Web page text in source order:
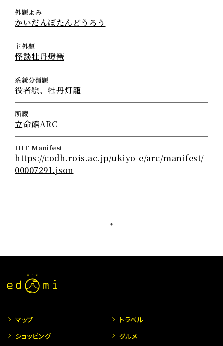
外題よみ
かいだんぼたんどうろう
主外題
怪談牡丹燈篭
系統分類題
役者絵、牡丹灯籠
所蔵
立命館ARC
IIIF Manifest
https://codh.rois.ac.jp/ukiyo-e/arc/manifest/
00007291.json
マップ
トラベル
ショッピング
グルメ